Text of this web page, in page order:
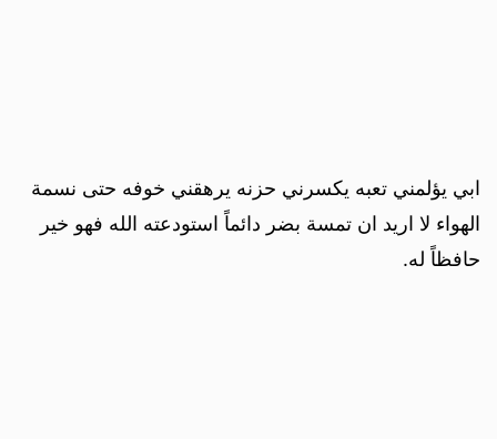
ابي يؤلمني تعبه يكسرني حزنه يرهقني خوفه حتى نسمة
الهواء لا اريد ان تمسة بضر دائماً استودعته الله فهو خير
حافظاً له.